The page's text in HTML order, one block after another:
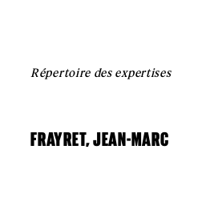
Répertoire des expertises
FRAYRET, JEAN-MARC